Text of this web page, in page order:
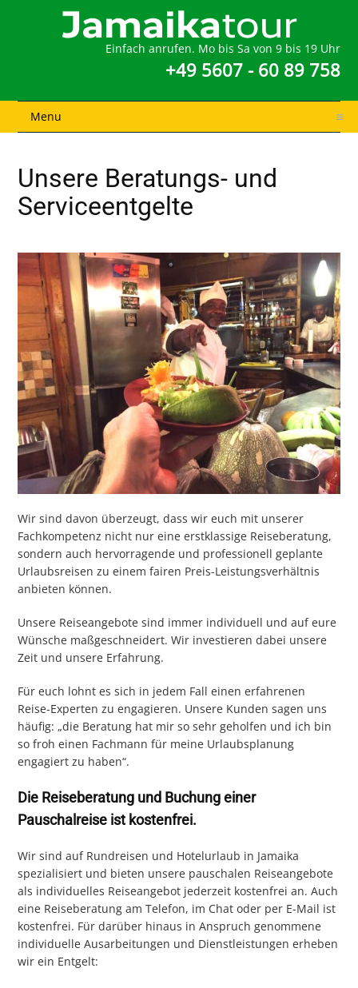
Einfach anrufen. Mo bis Sa von 9 bis 19 Uhr
+49 5607 - 60 89 758
Menu
Unsere Beratungs- und
Serviceentgelte
Wir sind davon überzeugt, dass wir euch mit unserer
Fachkompetenz nicht nur eine erstklassige Reiseberatung,
sondern auch hervorragende und professionell geplante
Urlaubsreisen zu einem fairen Preis-Leistungsverhältnis
anbieten können.
Unsere Reiseangebote sind immer individuell und auf eure
Wünsche maßgeschneidert. Wir investieren dabei unsere
Zeit und unsere Erfahrung.
Für euch lohnt es sich in jedem Fall einen erfahrenen
Reise-Experten zu engagieren. Unsere Kunden sagen uns
häufig: „die Beratung hat mir so sehr geholfen und ich bin
so froh einen Fachmann für meine Urlaubsplanung
engagiert zu haben“.
Die Reiseberatung und Buchung einer
Pauschalreise ist kostenfrei.
Wir sind auf Rundreisen und Hotelurlaub in Jamaika
spezialisiert und bieten unsere pauschalen Reiseangebote
als individuelles Reiseangebot jederzeit kostenfrei an. Auch
eine Reiseberatung am Telefon, im Chat oder per E-Mail ist
kostenfrei. Für darüber hinaus in Anspruch genommene
individuelle Ausarbeitungen und Dienstleistungen erheben
wir ein Entgelt: